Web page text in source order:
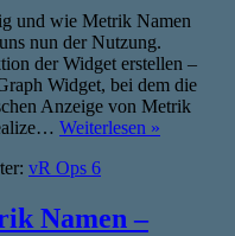
und wie Metrik Namen
nun der Nutzung.
der Widget erstellen –
Widget, bei dem die
Anzeige von Metrik
Weiterlesen »
vR Ops 6
Namen –